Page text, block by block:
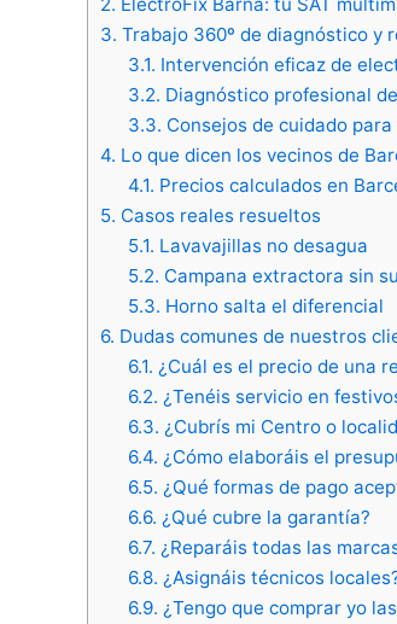
3. Trabajo 360º de diagnóstico y
3.1. Intervención eficaz de
3.2. Diagnóstico profesional
3.3. Consejos de cuidado
4. Lo que dicen los vecinos de
4.1. Precios calculados en
5. Casos reales resueltos
5.1. Lavavajillas no desagua
5.2. Campana extractora sin
5.3. Horno salta el diferencial
6. Dudas comunes de nuestros
6.1. ¿Cuál es el precio de una
6.2. ¿Tenéis servicio en
6.3. ¿Cubrís mi Centro o
6.4. ¿Cómo elaboráis el
6.5. ¿Qué formas de pago
6.6. ¿Qué cubre la garantía?
6.7. ¿Reparáis todas las
6.8. ¿Asignáis técnicos
6.9. ¿Tengo que comprar yo